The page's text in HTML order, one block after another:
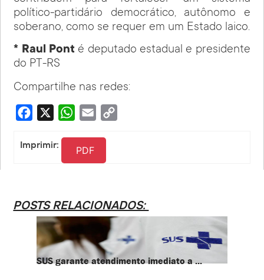
político-partidário democrático, autônomo e
soberano, como se requer em um Estado laico.
* Raul Pont é deputado estadual e presidente
do PT-RS
Compartilhe nas redes:
Facebook WhatsApp
Email
Imprimir: PDF
POSTS RELACIONADOS:
SUS garante atendimento imediato a ...